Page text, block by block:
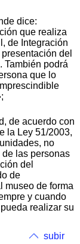
dice:
que realiza
de Integración
del
También podrá
que lo
de acuerdo con
la Ley 51/2003,
no
las personas
del
de
museo de forma
y cuando
realizar su
subir